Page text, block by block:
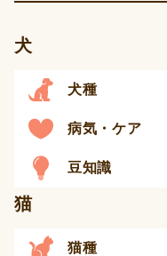
犬
犬種
病気・ケア
豆知識
猫
猫種